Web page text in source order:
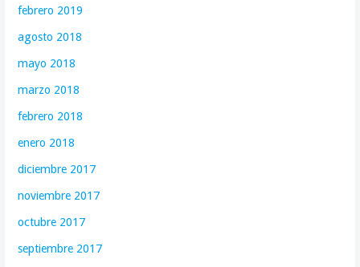
febrero 2019
agosto 2018
mayo 2018
marzo 2018
febrero 2018
enero 2018
diciembre 2017
noviembre 2017
octubre 2017
septiembre 2017